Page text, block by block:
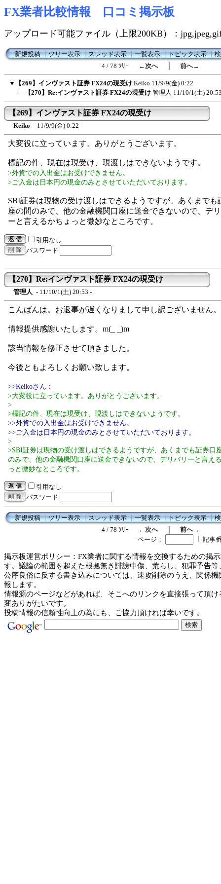
FX業者比較情報 口コミ掲示板
アップロード可能ファイル（上限200KB）：
新規投稿┃ツリー表示┃スレッド表示┃一覧表示┃トピック表示┃
4 / 78 ﾂﾘｰ
←次へ｜ 前へ→
▼ 【269】インヴァスト証券 FX24の現受け Keiko 11/9/9(金) 0:22
【270】Re:インヴァスト証券 FX24の現受け 管理人 11/10/1(土)
【269】インヴァスト証券 FX24の現受け
Keiko - 11/9/9(金) 0:22 -
大変役に立っています。ありがとうございます。
標記の件、現在は現受け、現渡しはできないようです。
>外貨での入出金はお受けできません。
>ご入金は日本円の現金のみとさせていただいております。
SBI証券は現物の受け渡しはできるようですが、あくまでも
座の間のみで、他の金融機関口座に送金できないので、デ
ーと言えるかちょっと微妙なところです。
引用なし
パスワード
【270】Re:インヴァスト証券 FX24の現受け
管理人 - 11/10/1(土) 20:53 -
こんばんは。お返事が遅くなりまして申し訳ございません。
情報提供感謝いたします。m(_ _)m
該当情報を修正させて頂きました。
今後ともよろしくお願い致します。
>>Keikoさん：
>大変役に立っています。ありがとうございます。
>
>標記の件、現在は現受け、現渡しはできないようです。
>>外貨での入出金はお受けできません。
>>ご入金は日本円の現金のみとさせていただいております。
>
>SBI証券は現物の受け渡しはできるようですが、あくまでも証券口
のみで、他の金融機関口座に送金できないので、デリバリーと言え
っと微妙なところです。
引用なし
パスワード
新規投稿┃ツリー表示┃スレッド表示┃一覧表示┃トピック表示┃
4 / 78 ﾂﾘｰ
←次へ｜ 前へ→
ページ：
記事
掲示板運営ポリシー：FX業者に関する情報を交換するための掲
す。議論の範囲を超えた根拠無き誹謗中傷、荒らし、犯罪予告等
公序良俗に反する書き込みについては、速攻削除のうえ、関係機
報します。
情報源のページなどがあれば、そこへのリンクを直接張って頂け
変ありがたいです。
投稿情報の信頼性向上の為にも、ご協力頂ければ幸いです。